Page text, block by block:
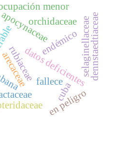
rubiaceae
endémico
apocynaceae
datos deficientes
arecaceae
menor
selaginellaceae
en peligro
fallece
orchidaceae dennstaedtiaceae
cuba